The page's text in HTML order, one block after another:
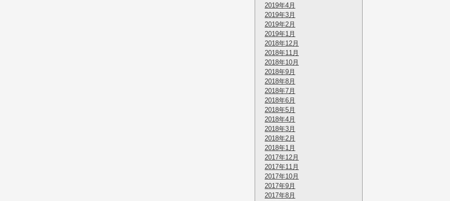
2019年4月
2019年3月
2019年2月
2019年1月
2018年12月
2018年11月
2018年10月
2018年9月
2018年8月
2018年7月
2018年6月
2018年5月
2018年4月
2018年3月
2018年2月
2018年1月
2017年12月
2017年11月
2017年10月
2017年9月
2017年8月